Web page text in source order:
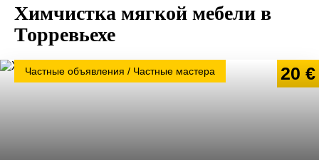
Химчистка мягкой мебели в
Торревьехе
20 €
Частные объявления / Частные мастера